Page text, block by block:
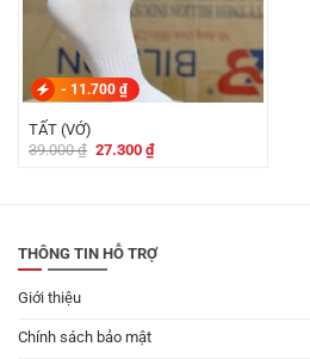
- 11.700 ₫
TẤT (VỚ)
39.000₫ Giá
27.300 ₫Giá
hiện
THÔNG TIN HỖ TRỢ
Giới thiệu
Chính sách bảo mật